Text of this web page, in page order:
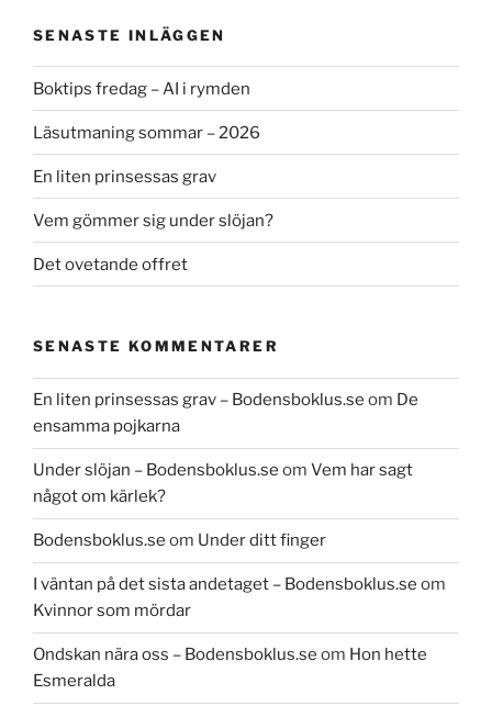
SENASTE INLÄGGEN
Boktips fredag – AI i rymden
Läsutmaning sommar – 2026
En liten prinsessas grav
Vem gömmer sig under slöjan?
Det ovetande offret
SENASTE KOMMENTARER
En liten prinsessas grav – Bodensboklus.se om De
ensamma pojkarna
Under slöjan – Bodensboklus.se om Vem har sagt
något om kärlek?
Bodensboklus.se om Under ditt finger
I väntan på det sista andetaget – Bodensboklus.se om
Kvinnor som mördar
Ondskan nära oss – Bodensboklus.se om Hon hette
Esmeralda